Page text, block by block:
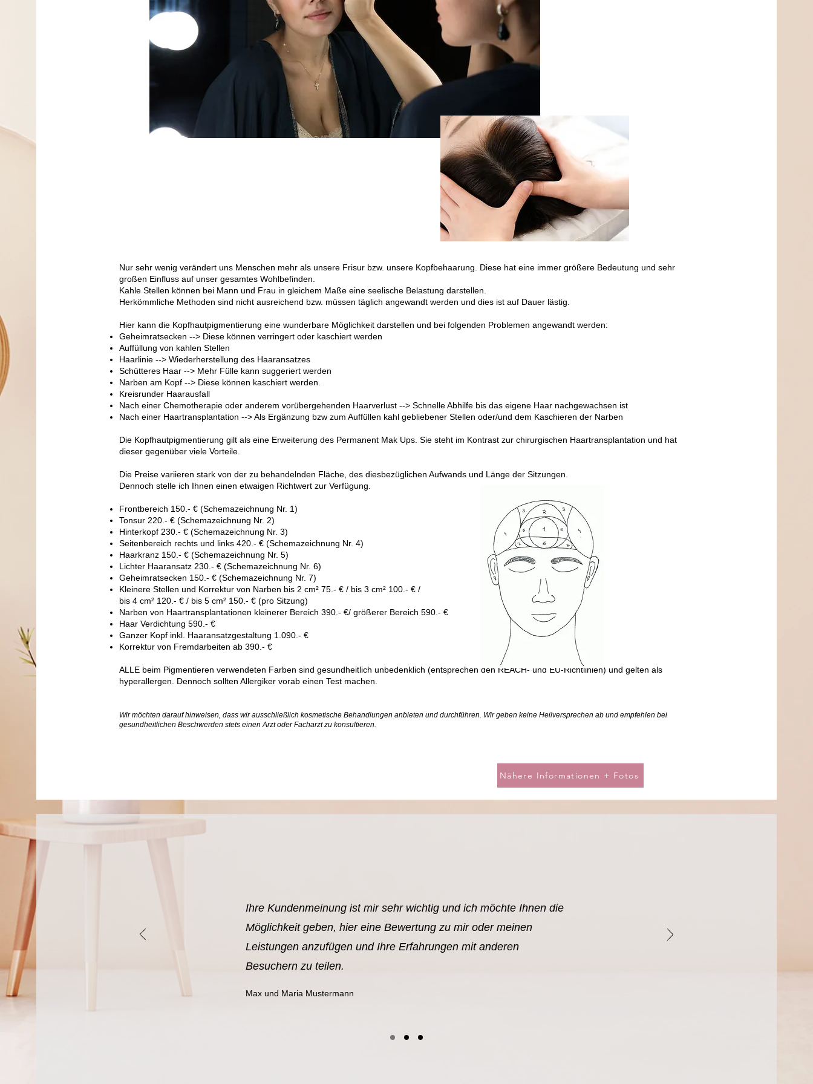
Nur sehr wenig verändert uns Menschen mehr als unsere Frisur bzw. unsere Kopfbehaarung. Diese hat eine immer größere Bedeutung und sehr
großen Einfluss auf unser gesamtes Wohlbefinden.
Kahle Stellen können bei Mann und Frau in gleichem Maße eine seelische Belastung darstellen.
Herkömmliche Methoden sind nicht ausreichend bzw. müssen täglich angewandt werden und dies ist auf Dauer lästig.
Hier kann die Kopfhautpigmentierung eine wunderbare Möglichkeit darstellen und bei folgenden Problemen angewandt werden:
Geheimratsecken --> Diese können verringert oder kaschiert werden
Auffüllung von kahlen Stellen
Haarlinie --> Wiederherstellung des Haaransatzes
Schütteres Haar --> Mehr Fülle kann suggeriert werden
Narben am Kopf --> Diese können kaschiert werden.
Kreisrunder Haarausfall
Nach einer Chemotherapie oder anderem vorübergehenden Haarverlust --> Schnelle Abhilfe bis das eigene Haar nachgewachsen ist
Nach einer Haartransplantation --> Als Ergänzung bzw zum Auffüllen kahl gebliebener Stellen oder/und dem Kaschieren der Narben
Die Kopfhautpigmentierung gilt als eine Erweiterung des Permanent Mak Ups. Sie steht im Kontrast zur chirurgischen Haartransplantation und hat
dieser gegenüber viele Vorteile.
Die Preise variieren stark von der zu behandelnden Fläche, des diesbezüglichen Aufwands und Länge der Sitzungen.
Dennoch stelle ich Ihnen einen etwaigen Richtwert zur Verfügung.
Frontbereich 150.- € (Schemazeichnung Nr. 1)
Tonsur 220.- € (Schemazeichnung Nr. 2)
Hinterkopf 230.- € (Schemazeichnung Nr. 3)
Seitenbereich rechts und links 420.- € (Schemazeichnung Nr. 4)
Haarkranz 150.- € (Schemazeichnung Nr. 5)
Lichter Haaransatz 230.- € (Schemazeichnung Nr. 6)
Geheimratsecken 150.- € (Schemazeichnung Nr. 7)
Kleinere Stellen und Korrektur von Narben bis 2 cm² 75.- € / bis 3 cm² 100.- € /
bis 4 cm² 120.- € / bis 5 cm² 150.- € (pro Sitzung)
Narben von Haartransplantationen kleinerer Bereich 390.- €/ größerer Bereich 590.- €
Haar Verdichtung 590.- €
Ganzer Kopf inkl. Haaransatzgestaltung 1.090.- €
Korrektur von Fremdarbeiten ab 390.- €
ALLE beim Pigmentieren verwendeten Farben sind gesundheitlich unbedenklich (entsprechen den REACH- und EU-Richtlinien) und gelten als
hyperallergen. Dennoch sollten Allergiker vorab einen Test machen.
Wir möchten darauf hinweisen, dass wir ausschließlich kosmetische Behandlungen anbieten und durchführen. Wir geben keine Heilversprechen ab und empfehlen bei
gesundheitlichen Beschwerden stets einen Arzt oder Facharzt zu konsultieren.
Nähere Informationen + Fotos
Ihre Kundenmeinung ist mir sehr wichtig und ich möchte Ihnen die
Möglichkeit geben, hier eine Bewertung zu mir oder meinen
Leistungen anzufügen und Ihre Erfahrungen mit anderen
Besuchern zu teilen.
Max und Maria Mustermann